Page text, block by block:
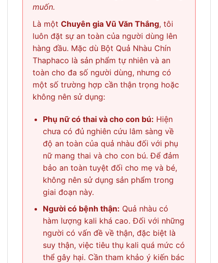
muốn.
Là một Chuyên gia Vũ Văn Thắng, tôi
luôn đặt sự an toàn của người dùng lên
hàng đầu. Mặc dù Bột Quả Nhàu Chín
Thaphaco là sản phẩm tự nhiên và an
toàn cho đa số người dùng, nhưng có
một số trường hợp cần thận trọng hoặc
không nên sử dụng:
Phụ nữ có thai và cho con bú: Hiện
chưa có đủ nghiên cứu lâm sàng về
độ an toàn của quả nhàu đối với phụ
nữ mang thai và cho con bú. Để đảm
bảo an toàn tuyệt đối cho mẹ và bé,
không nên sử dụng sản phẩm trong
giai đoạn này.
Người có bệnh thận: Quả nhàu có
hàm lượng kali khá cao. Đối với những
người có vấn đề về thận, đặc biệt là
suy thận, việc tiêu thụ kali quá mức có
thể gây hại. Cần tham khảo ý kiến bác